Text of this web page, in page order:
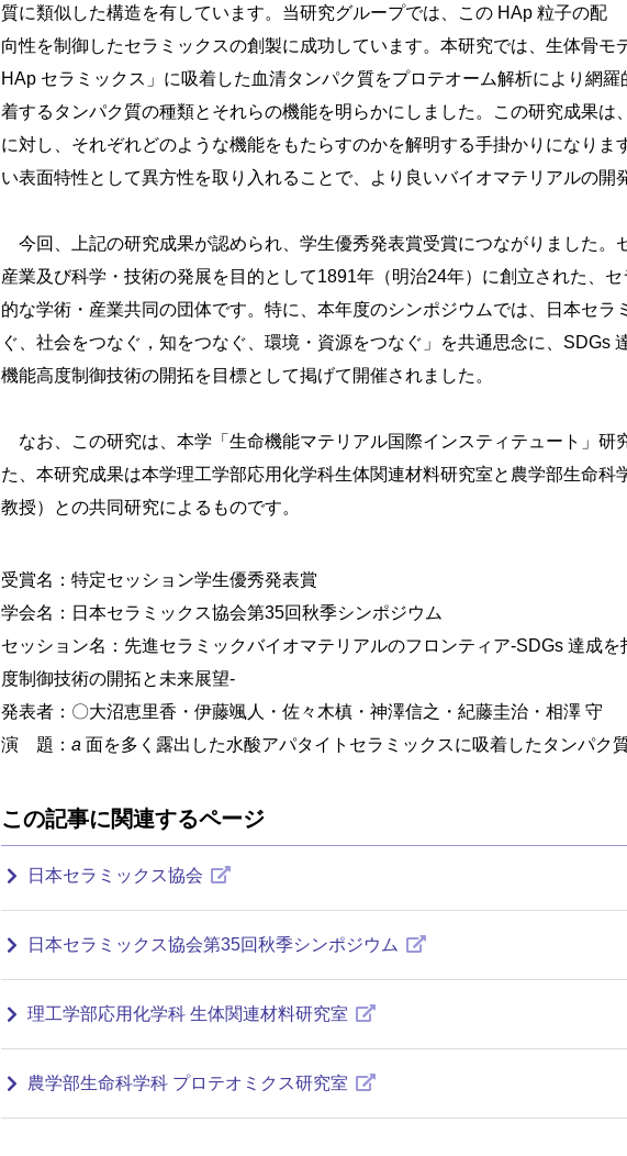
質に類似した構造を有しています。当研究グループでは、この HAp 粒子の配
向性を制御したセラミックスの創製に成功しています。本研究では、生体骨モ
HAp セラミックス」に吸着した血清タンパク質をプロテオーム解析により網
着するタンパク質の種類とそれらの機能を明らかにしました。この研究成果は
に対し、それぞれどのような機能をもたらすのかを解明する手掛かりになりま
い表面特性として異方性を取り入れることで、より良いバイオマテリアルの開
今回、上記の研究成果が認められ、学生優秀発表賞受賞につながりました。
産業及び科学・技術の発展を目的として1891年（明治24年）に創立された、
的な学術・産業共同の団体です。特に、本年度のシンポジウムでは、日本セラ
ぐ、社会をつなぐ，知をつなぐ、環境・資源をつなぐ」を共通思念に、SDGs
機能高度制御技術の開拓を目標として掲げて開催されました。
なお、この研究は、本学「生命機能マテリアル国際インスティテュート」研
た、本研究成果は本学理工学部応用化学科生体関連材料研究室と農学部生命科
教授）との共同研究によるものです。
受賞名：特定セッション学生優秀発表賞
学会名：日本セラミックス協会第35回秋季シンポジウム
セッション名：先進セラミックバイオマテリアルのフロンティア-SDGs 達成
度制御技術の開拓と未来展望-
発表者：〇大沼恵里香・伊藤颯人・佐々木槙・神澤信之・紀藤圭治・相澤 守
演 題：a 面を多く露出した水酸アパタイトセラミックスに吸着したタンパク
この記事に関連するページ
日本セラミックス協会
日本セラミックス協会第35回秋季シンポジウム
理工学部応用化学科 生体関連材料研究室
農学部生命科学科 プロテオミクス研究室